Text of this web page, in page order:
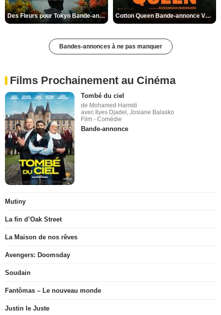
Des Fleurs pour Tokyo Bande-annonce VO STFR Cotton Queen Bande-annonce VO STFR
Bandes-annonces à ne pas manquer
Films Prochainement au Cinéma
Tombé du ciel
de Mohamed Hamidi
avec Ilyes Djadel, Josiane Balasko
Film - Comédie
Bande-annonce
Mutiny
La fin d’Oak Street
La Maison de nos rêves
Avengers: Doomsday
Soudain
Fantômas – Le nouveau monde
Justin le Juste